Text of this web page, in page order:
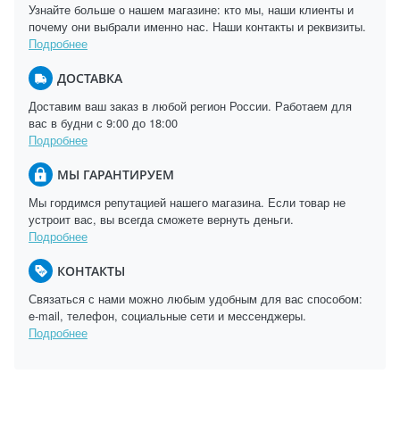
Узнайте больше о нашем магазине: кто мы, наши клиенты и
почему они выбрали именно нас. Наши контакты и реквизиты.
Подробнее
ДОСТАВКА
Доставим ваш заказ в любой регион России. Работаем для
вас в будни с 9:00 до 18:00
Подробнее
МЫ ГАРАНТИРУЕМ
Мы гордимся репутацией нашего магазина. Если товар не
устроит вас, вы всегда сможете вернуть деньги.
Подробнее
КОНТАКТЫ
Связаться с нами можно любым удобным для вас способом:
e-mail, телефон, социальные сети и мессенджеры.
Подробнее